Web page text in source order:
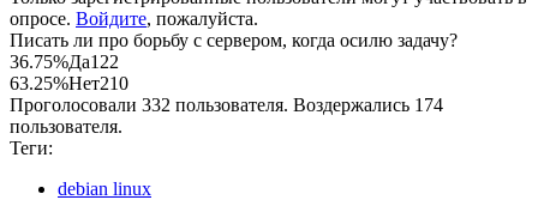
опросе. Войдите, пожалуйста.
Писать ли про борьбу с сервером, когда осилю задачу?
36.75%Да122
63.25%Нет210
Проголосовали 332 пользователя. Воздержались 174
пользователя.
Теги:
debian linux